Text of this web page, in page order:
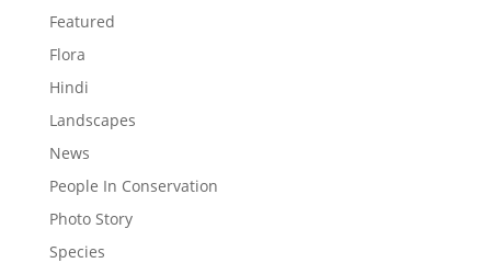
Featured
Flora
Hindi
Landscapes
News
People In Conservation
Photo Story
Species